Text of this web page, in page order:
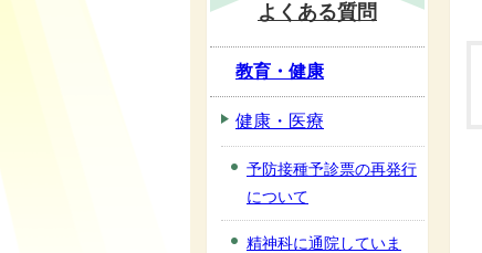
よくある質問
教育・健康
健康・医療
予防接種予診票の再発行
について
精神科に通院していま